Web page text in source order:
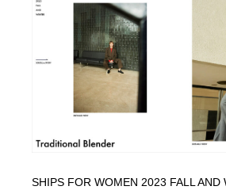
SHIPS FOR WOMEN 2023 FALL AND